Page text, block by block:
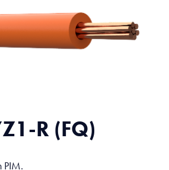
R (FQ)
PIM.